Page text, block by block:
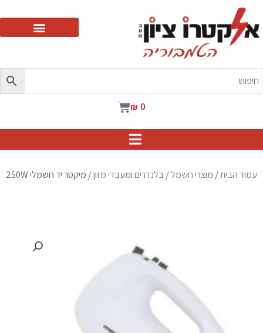
₪ 0
עגלת
עמוד הבית/ מוצרי חשמל/ בלנדרים ומעבדי מזון/ מיקסר יד חשמלי 250W